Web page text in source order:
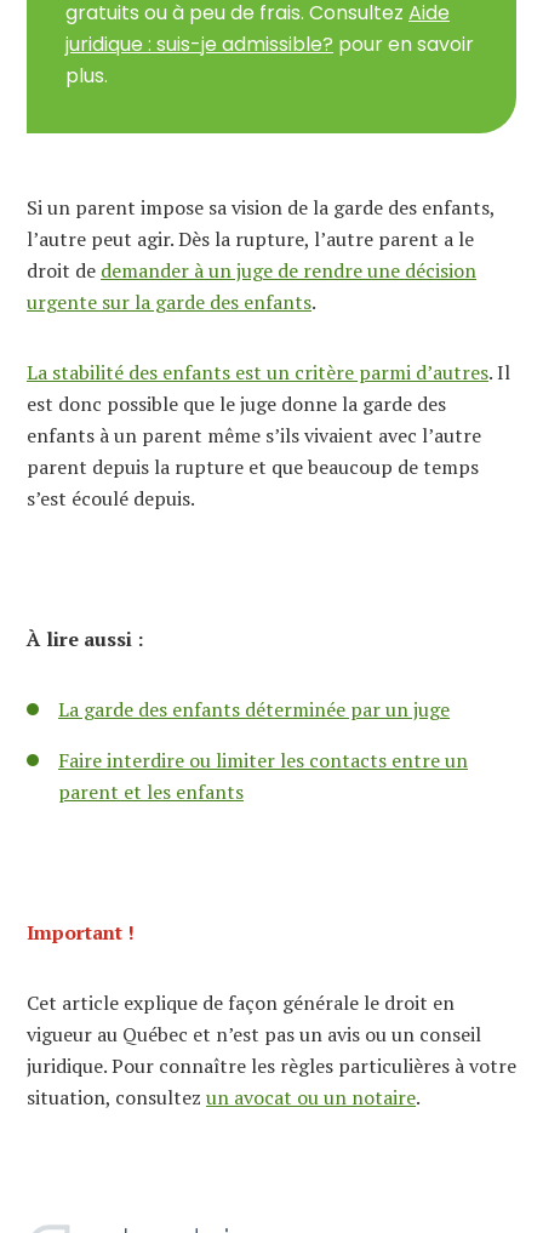
gratuits ou à peu de frais. Consultez Aide
juridique : suis-je admissible? pour en savoir
plus.
Si un parent impose sa vision de la garde des enfants,
l’autre peut agir. Dès la rupture, l’autre parent a le
droit de demander à un juge de rendre une décision
urgente sur la garde des enfants.
La stabilité des enfants est un critère parmi d’autres. Il
est donc possible que le juge donne la garde des
enfants à un parent même s’ils vivaient avec l’autre
parent depuis la rupture et que beaucoup de temps
s’est écoulé depuis.
À lire aussi :
La garde des enfants déterminée par un juge
Faire interdire ou limiter les contacts entre un
parent et les enfants
Important !
Cet article explique de façon générale le droit en
vigueur au Québec et n’est pas un avis ou un conseil
juridique. Pour connaître les règles particulières à votre
situation, consultez un avocat ou un notaire.